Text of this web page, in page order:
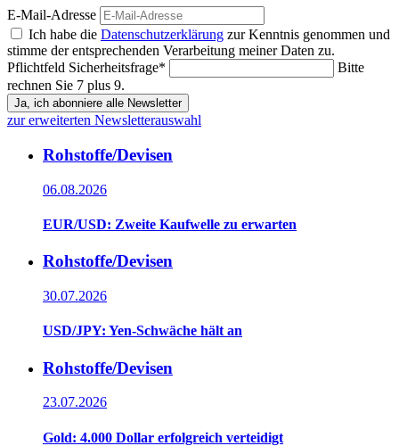
E-Mail-Adresse
Ich habe die Datenschutzerklärung zur Kenntnis genommen und
stimme der entsprechenden Verarbeitung meiner Daten zu.
Pflichtfeld Sicherheitsfrage*
Bitte
rechnen Sie 7 plus 9.
Ja, ich abonniere alle Newsletter
zur erweiterten Newsletterauswahl
Rohstoffe/Devisen
06.08.2026
EUR/USD: Zweite Kaufwelle zu erwarten
Rohstoffe/Devisen
30.07.2026
USD/JPY: Yen-Schwäche hält an
Rohstoffe/Devisen
23.07.2026
Gold: 4.000 Dollar erfolgreich verteidigt